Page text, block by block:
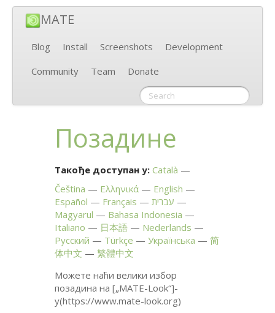
MATE
Blog Install Screenshots
Development
Community
Team Donate
Позадине
Такође доступан у: Català
Čeština
Ελληνικά
English
Español
Français
עברית
Magyarul
Bahasa Indonesia
Italiano
日本語
Nederlands
Русский
Türkçe Українська
简
体中文
繁體中文
Можете наћи велики избор
позадина на [„MATE-Look“]-
у(https://www.mate-look.org)